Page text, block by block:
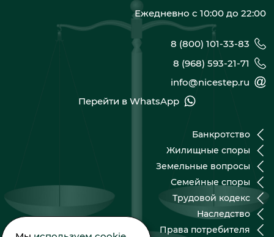
Ежедневно с 10:00 до 22:00
8 (800) 101-33-83
8 (968) 593-21-71
info@nicestep.ru
Перейти в WhatsApp
Банкротство
Жилищные споры
Земельные вопросы
Семейные споры
Трудовой кодекс
Наследство
Права потребителя